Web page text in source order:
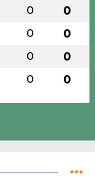
0 0
0 0
0 0
0 0